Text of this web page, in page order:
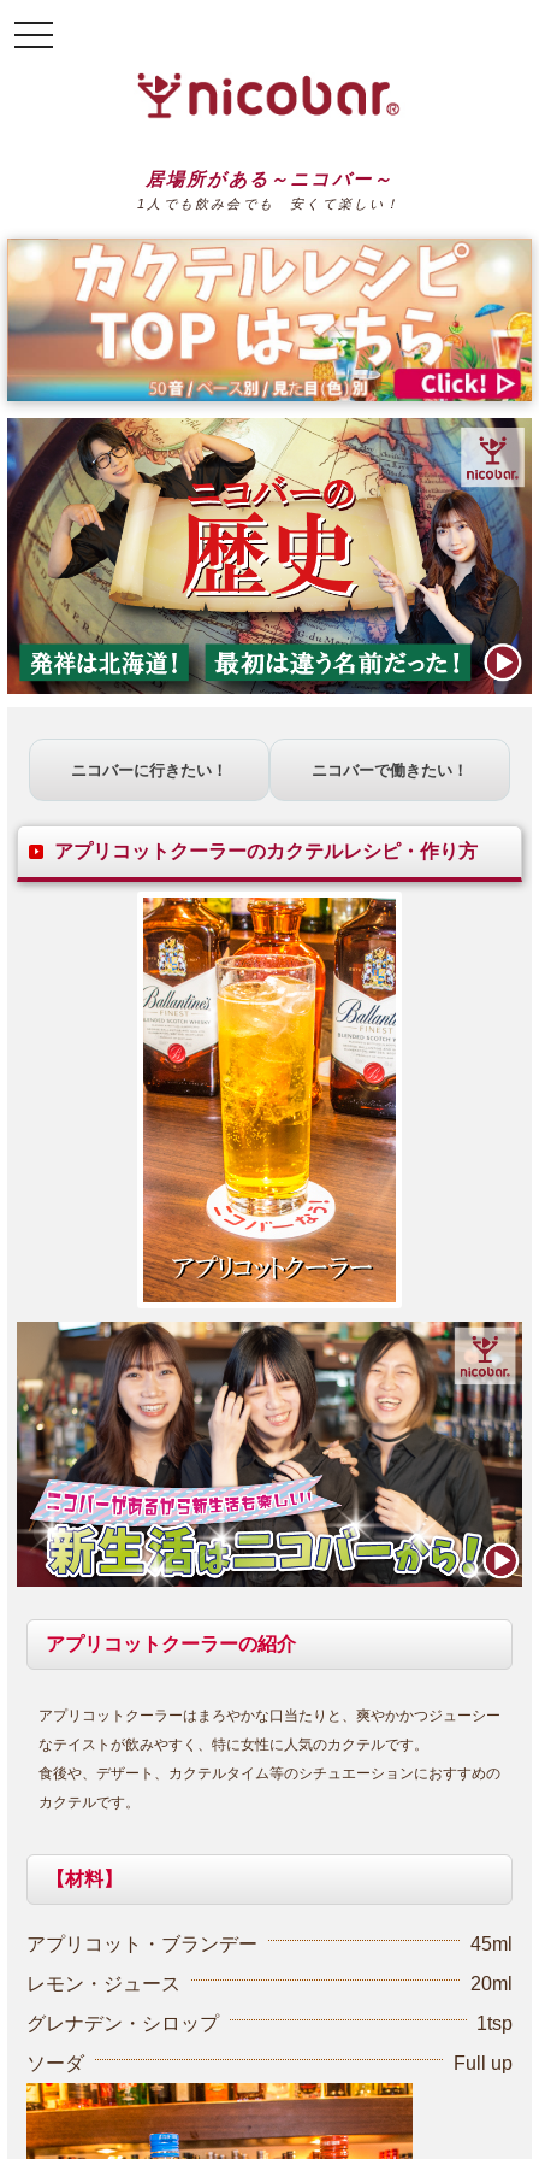
居場所がある～ニコバー～
1人でも飲み会でも 安くて楽しい！
toggle
navigation
ニコバーに行きたい！ ニコバーで働きたい！
アプリコットクーラーのカクテルレシピ・作り方
アプリコットクーラーの紹介
アプリコットクーラーはまろやかな口当たりと、爽やかかつジューシー
なテイストが飲みやすく、特に女性に人気のカクテルです。
食後や、デザート、カクテルタイム等のシチュエーションにおすすめの
カクテルです。
【材料】
アプリコット・ブランデー
45ml
レモン・ジュース
20ml
グレナデン・シロップ
1tsp
ソーダ
Full up